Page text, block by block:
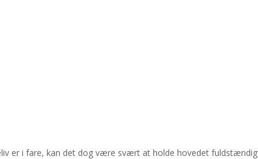
er i fare, kan det dog være svært at holde hovedet fuldstændig